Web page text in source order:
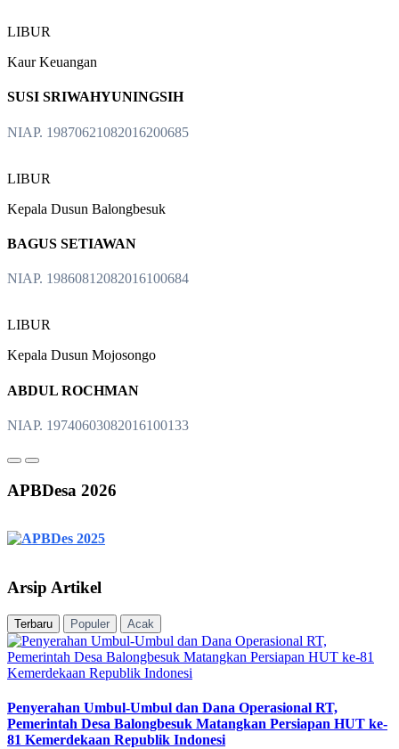
LIBUR
Kaur Keuangan
SUSI SRIWAHYUNINGSIH
NIAP. 19870621082016200685
LIBUR
Kepala Dusun Balongbesuk
BAGUS SETIAWAN
NIAP. 19860812082016100684
LIBUR
Kepala Dusun Mojosongo
ABDUL ROCHMAN
NIAP. 19740603082016100133
APBDesa 2026
Arsip Artikel
Terbaru Populer Acak
Penyerahan Umbul-Umbul dan Dana Operasional RT,
Pemerintah Desa Balongbesuk Matangkan Persiapan HUT ke-
81 Kemerdekaan Republik Indonesi